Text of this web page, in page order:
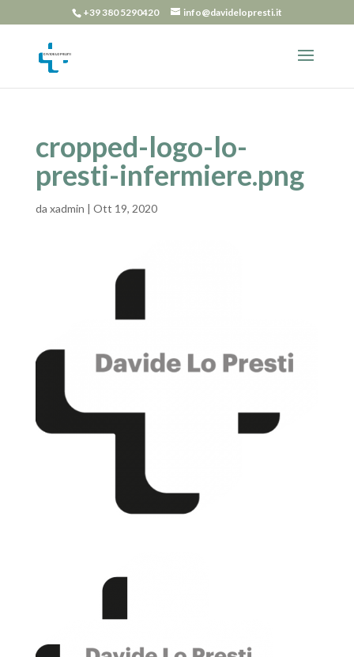
+39 380 5290420 info@davidelopresti.it
cropped-logo-lo-
presti-infermiere.png
da xadmin | Ott 19, 2020